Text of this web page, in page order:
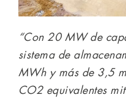
“Con 20 MW de
sistema de
MWh y más de 3,5
CO2 equivalentes